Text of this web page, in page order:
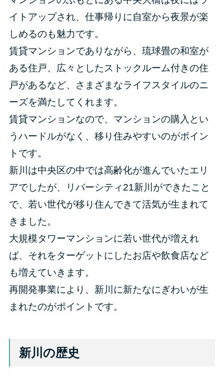
イトアップされ、仕事帰りに自室から夜景が楽
しめるのも魅力です。
賃貸マンションでありながら、琉球畳の和室が
ある住戸、広々としたストックルーム付きの住
戸があるなど、さまざまなライフスタイルのニ
ーズを満たしてくれます。
賃貸マンションなので、マンションの購入とい
うハードルがなく、移り住みやすいのがポイン
トです。
新川は中央区の中では高齢化が進んでいたエリ
アでしたが、リバーシティ21新川ができたこと
で、若い世代が移り住んできて活気が生まれて
きました。
大規模タワーマンションに若い世代が増えれ
ば、それをターゲットにしたお店や飲食店など
も増えていきます。
再開発事業により、新川に新たなにぎわいが生
まれたのがポイントです。
新川の歴史